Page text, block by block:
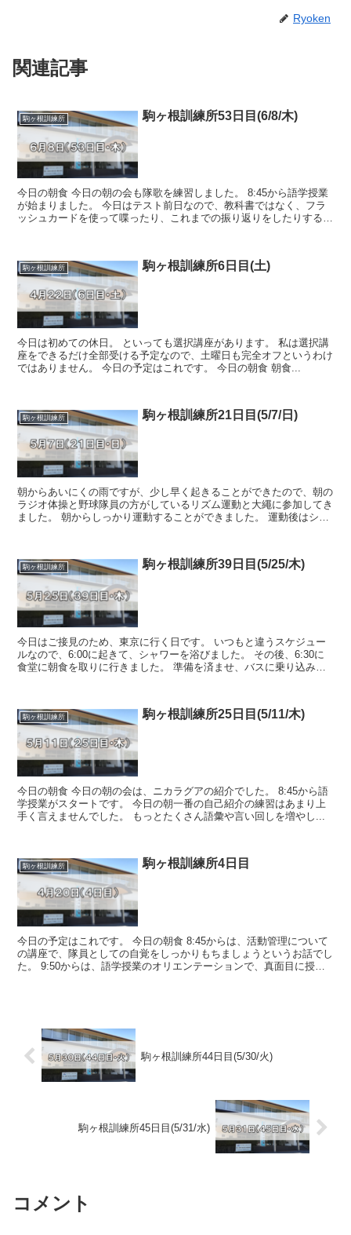
Ryoken
関連記事
駒ヶ根訓練所 駒ヶ根訓練所53日目(6/8/木)
今日の朝食 今日の朝の会も隊歌を練習しました。 8:45から語学授業
が始まりました。 今日はテスト前日なので、教科書ではなく、フラ
ッシュカードを使って喋ったり、これまでの振り返りをしたりするの
駒ヶ根訓練所 駒ヶ根訓練所6日目(土)
今日は初めての休日。 といっても選択講座があります。 私は選択講
座をできるだけ全部受ける予定なので、土曜日も完全オフというわけ
ではありません。 今日の予定はこれです。 今日の朝食 朝食...
駒ヶ根訓練所 駒ヶ根訓練所21日目(5/7/日)
朝からあいにくの雨ですが、少し早く起きることができたので、朝の
ラジオ体操と野球隊員の方がしているリズム運動と大繩に参加してき
ました。 朝からしっかり運動することができました。 運動後はシャ
駒ヶ根訓練所 駒ヶ根訓練所39日目(5/25/木)
今日はご接見のため、東京に行く日です。 いつもと違うスケジュー
ルなので、6:00に起きて、シャワーを浴びました。 その後、6:30に
食堂に朝食を取りに行きました。 準備を済ませ、バスに乗り込み、
駒ヶ根訓練所 駒ヶ根訓練所25日目(5/11/木)
今日の朝食 今日の朝の会は、ニカラグアの紹介でした。 8:45から語
学授業がスタートです。 今日の朝一番の自己紹介の練習はあまり上
手く言えませんでした。 もっとたくさん語彙や言い回しを増やし...
駒ヶ根訓練所 駒ヶ根訓練所4日目
今日の予定はこれです。 今日の朝食 8:45からは、活動管理について
の講座で、隊員としての自覚をしっかりもちましょうというお話でし
た。 9:50からは、語学授業のオリエンテーションで、真面目に授
駒ヶ根訓練所44日目(5/30/火)
駒ヶ根訓練所45日目(5/31/水)
コメント